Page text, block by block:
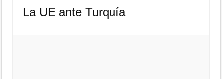
La UE ante Turquía